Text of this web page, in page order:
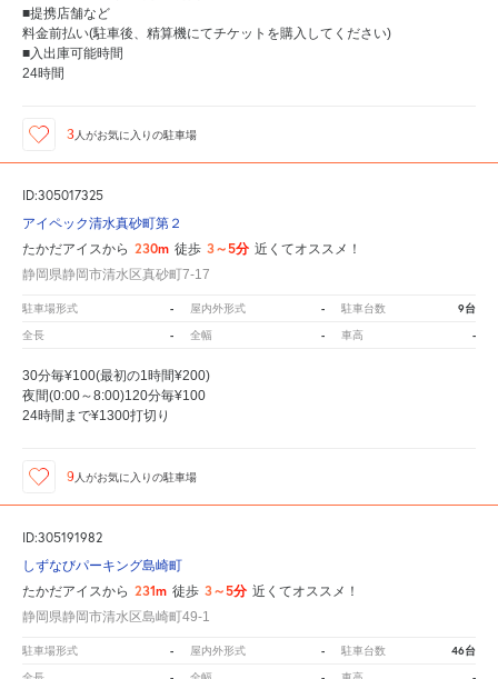
■提携店舗など
料金前払い(駐車後、精算機にてチケットを購入してください)
■入出庫可能時間
24時間
3人がお気に入りの駐車場
ID:305017325
アイペック清水真砂町第２
たかだアイスから 230m 徒歩 3～5分 近くてオススメ！
静岡県静岡市清水区真砂町7-17
駐車場形式 - 屋内外形式 - 駐車台数 9台
全長 - 全幅 - 車高 -
30分毎¥100(最初の1時間¥200)
夜間(0:00～8:00)120分毎¥100
24時間まで¥1300打切り
9人がお気に入りの駐車場
ID:305191982
しずなびパーキング島崎町
たかだアイスから 231m 徒歩 3～5分 近くてオススメ！
静岡県静岡市清水区島崎町49-1
駐車場形式 - 屋内外形式 - 駐車台数 46台